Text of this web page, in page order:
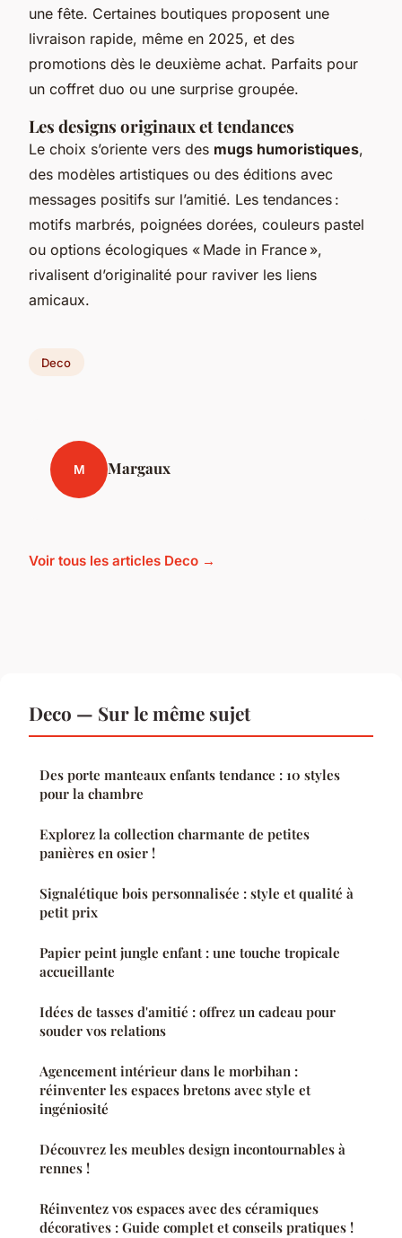
une fête. Certaines boutiques proposent une
livraison rapide, même en 2025, et des
promotions dès le deuxième achat. Parfaits pour
un coffret duo ou une surprise groupée.
Les designs originaux et tendances
Le choix s’oriente vers des mugs humoristiques,
des modèles artistiques ou des éditions avec
messages positifs sur l’amitié. Les tendances :
motifs marbrés, poignées dorées, couleurs pastel
ou options écologiques « Made in France »,
rivalisent d’originalité pour raviver les liens
amicaux.
Deco
M Margaux
Voir tous les articles Deco →
Deco — Sur le même sujet
Des porte manteaux enfants tendance : 10 styles
pour la chambre
Explorez la collection charmante de petites
panières en osier !
Signalétique bois personnalisée : style et qualité à
petit prix
Papier peint jungle enfant : une touche tropicale
accueillante
Idées de tasses d'amitié : offrez un cadeau pour
souder vos relations
Agencement intérieur dans le morbihan :
réinventer les espaces bretons avec style et
ingéniosité
Découvrez les meubles design incontournables à
rennes !
Réinventez vos espaces avec des céramiques
décoratives : Guide complet et conseils pratiques !